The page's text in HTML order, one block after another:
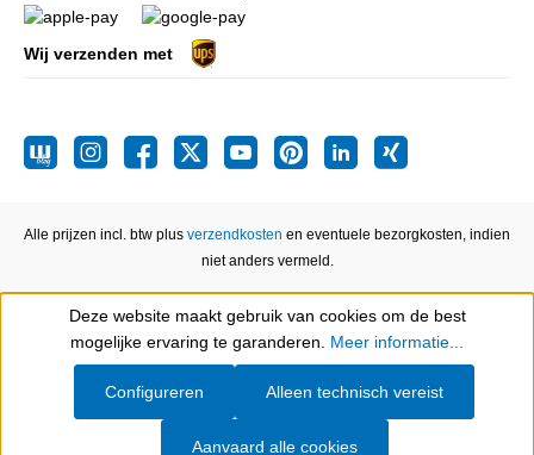
Wij verzenden met
Alle prijzen incl. btw plus verzendkosten en eventuele bezorgkosten, indien
niet anders vermeld.
Show toolbar
Deze website maakt gebruik van cookies om de best
mogelijke ervaring te garanderen. Meer informatie...
Alleen technisch vereist
Configureren
Aanvaard alle cookies